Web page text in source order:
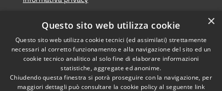
Dichiarazione di accessibilità
RSS
Copyright © 2026 • Comune di
×
Questo sito web utilizza cookie
Questo sito web utilizza cookie tecnici (ed assimilati) strettamente
necessari al corretto funzionamento e alla navigazione del sito ed un
cookie tecnico analitico al solo fine di elaborare informazioni
statistiche, aggregate ed anonime.
Chiudendo questa finestra si potrà proseguire con la navigazione, per
maggiori dettagli può consultare la cookie policy al seguente link